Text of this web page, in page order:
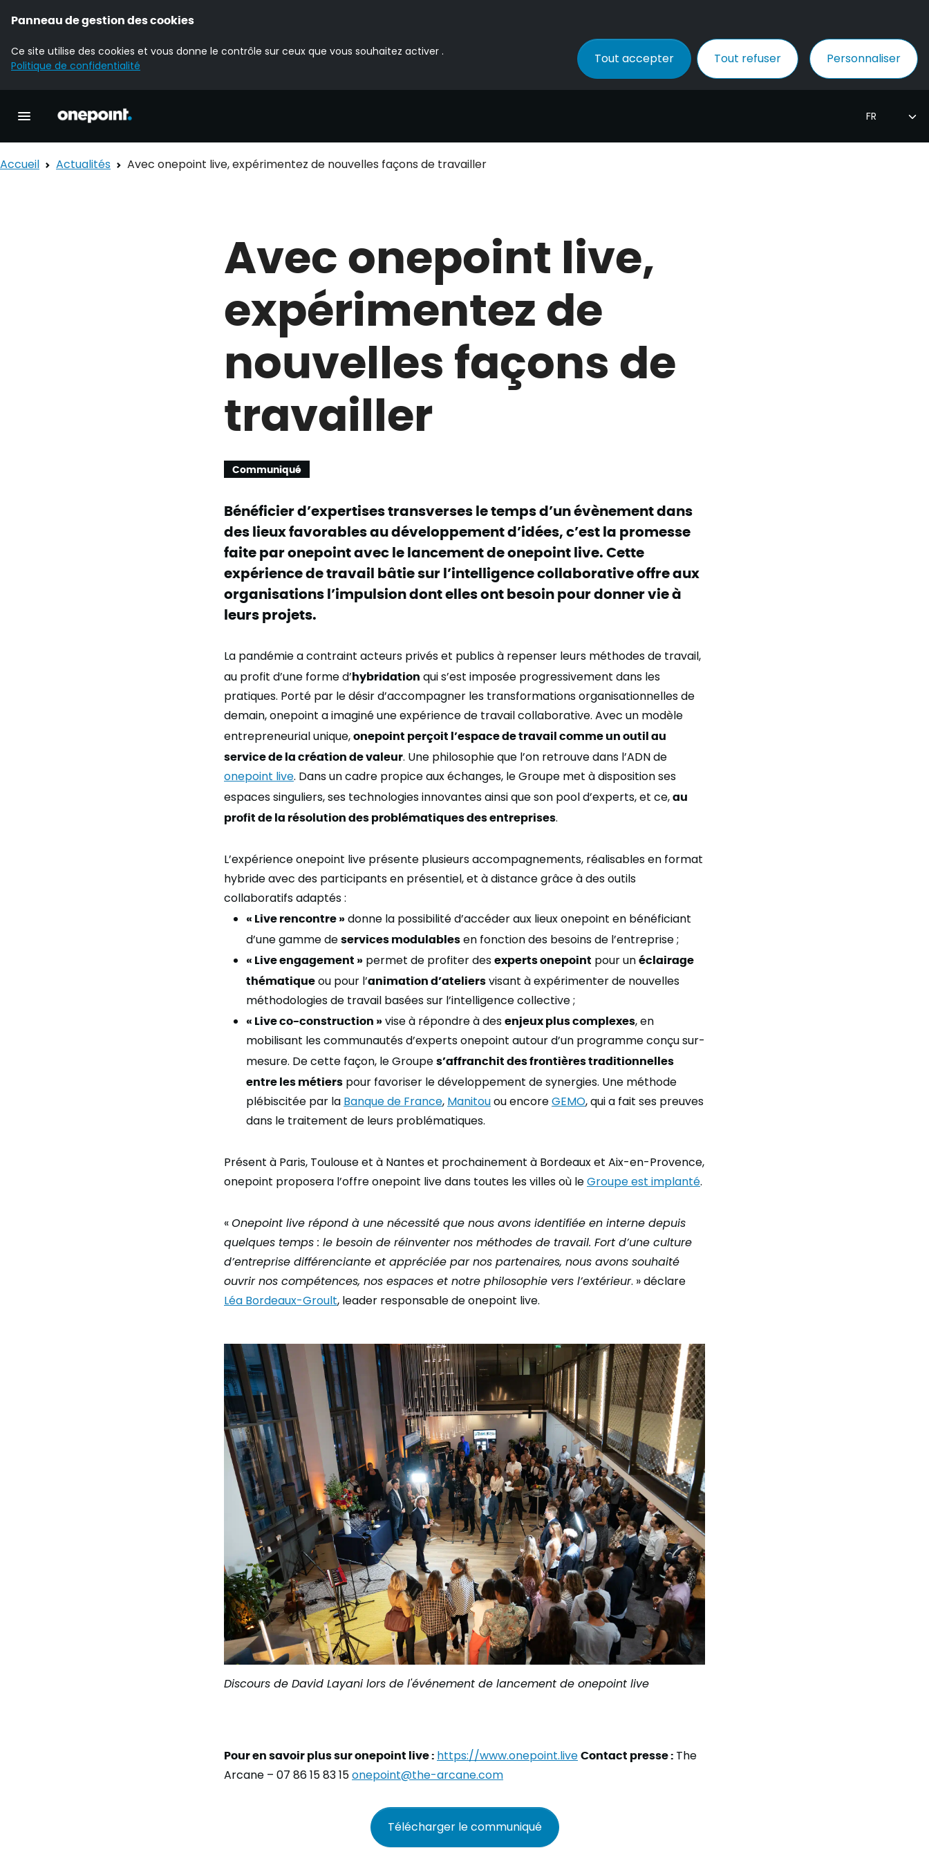
Panneau de gestion des cookies
Ce site utilise des cookies et vous donne le contrôle sur ceux que vous souhaitez activer .
Politique de confidentialité
Tout accepter Tout refuser Personnaliser
Accueil Actualités Avec onepoint live, expérimentez de nouvelles façons de travailler
Avec onepoint live,
expérimentez de
nouvelles façons de
travailler
Communiqué
Bénéficier d’expertises transverses le temps d’un évènement dans
des lieux favorables au développement d’idées, c’est la promesse
faite par onepoint avec le lancement de onepoint live. Cette
expérience de travail bâtie sur l’intelligence collaborative offre aux
organisations l’impulsion dont elles ont besoin pour donner vie à
leurs projets.
La pandémie a contraint acteurs privés et publics à repenser leurs méthodes de travail,
au profit d’une forme d’hybridation qui s’est imposée progressivement dans les
pratiques. Porté par le désir d’accompagner les transformations organisationnelles de
demain, onepoint a imaginé une expérience de travail collaborative. Avec un modèle
entrepreneurial unique, onepoint perçoit l’espace de travail comme un outil au
service de la création de valeur. Une philosophie que l’on retrouve dans l’ADN de
onepoint live. Dans un cadre propice aux échanges, le Groupe met à disposition ses
espaces singuliers, ses technologies innovantes ainsi que son poold’experts, et ce, au
profit de la résolution des problématiques des entreprises.
L’expérience onepoint live présente plusieurs accompagnements, réalisables en format
hybride avec des participants en présentiel, et à distance grâce à des outils
collaboratifs adaptés :
« Live rencontre » donne la possibilité d’accéder aux lieux onepoint en bénéficiant
d’une gamme de services modulables en fonction des besoins de l’entreprise ;
« Live engagement » permet de profiter des experts onepoint pour un éclairage
thématique ou pour l’animation d’ateliers visant à expérimenter de nouvelles
méthodologies de travail basées sur l’intelligence collective ;
« Live co-construction » vise à répondre à des enjeux plus complexes, en
mobilisant les communautés d’experts onepoint autour d’un programme conçu sur-
mesure. De cette façon, le Groupe s’affranchit des frontières traditionnelles
entre les métiers pour favoriser le développement de synergies. Une méthode
plébiscitée par la Banque de France, Manitouou encoreGEMO, qui a fait ses preuves
dans le traitement de leurs problématiques.
Présent à Paris, Toulouse et à Nantes et prochainement à Bordeaux et Aix-en-Provence,
onepoint proposera l’offre onepoint live dans toutes les villes où leGroupe est implanté.
«Onepoint live répond à une nécessité que nous avons identifiée en interne depuis
quelques temps : le besoin de réinventer nos méthodes de travail. Fort d’une culture
d’entreprise différenciante et appréciée par nos partenaires, nous avons souhaité
ouvrir nos compétences, nos espaces et notre philosophie vers l’extérieur. » déclare
Léa Bordeaux-Groult, leader responsable de onepoint live.
Discours de David Layani lors de l'événement de lancement de onepoint live
Pour en savoir plus sur onepoint live : https://www.onepoint.live Contact presse : The
Arcane – 07 86 15 83 15onepoint@the-arcane.com
Télécharger le communiqué